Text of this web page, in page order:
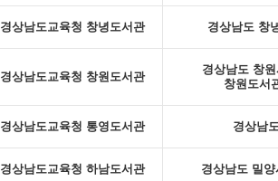
경상남도교육청 창녕도서관 경상남도 창
경상남도교육청 창원도서관
경상남도 창
창원도서
경상남도교육청 통영도서관 경상남
경상남도교육청 하남도서관 경상남도 밀